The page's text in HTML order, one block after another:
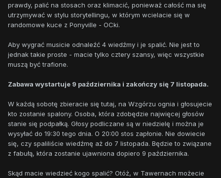
prawdy, palić na stosach oraz klimacić, ponieważ całość ma się
utrzymywać w stylu storytellingu, w którym wcielacie się w
randomowe kuce z Ponyville - OCki.
Aby wygrać musicie odnaleźć 4 wiedźmy i je spalić. Nie jest to
jednak takie proste - macie tylko cztery szansy, więc wszystkie
muszą być trafione.
Zabawa wystartuje 9 października i zakończy się 7 listopada.
W każdą sobotę zbieracie się tutaj, na Wzgórzu ognia i głosujecie
kto zostanie spalony. Osoba, która zdobędzie najwięcej głosów
stanie się podpałką. Głosy podliczane są w niedzielę i można je
wysyłać do 19:30 tego dnia. O 20:00 stos zapłonie. Nie dowiecie
się, czy spaliliście wiedźmę aż do 7 listopada. Będzie to związane
z fabułą, która zostanie ujawniona dopiero 9 października.
Skąd macie wiedzieć kogo spalić? Otóż, w Tawernach możecie